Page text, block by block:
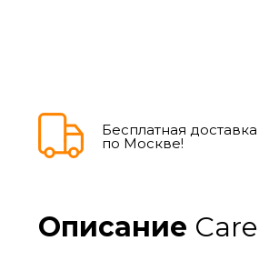
Бесплатная доставка
по Москве!
Описание